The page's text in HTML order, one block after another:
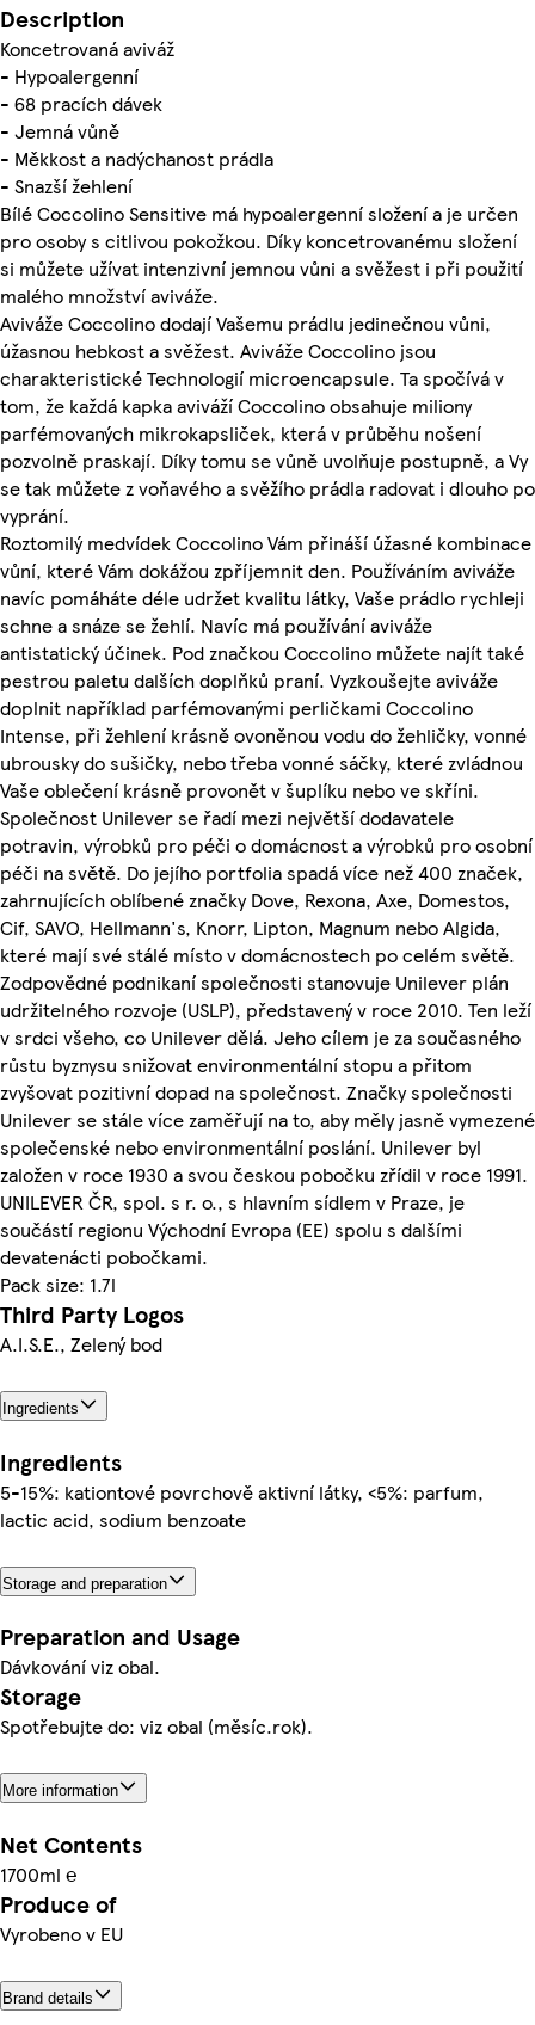
Description
Koncetrovaná aviváž
- Hypoalergenní
- 68 pracích dávek
- Jemná vůně
- Měkkost a nadýchanost prádla
- Snazší žehlení
Bílé Coccolino Sensitive má hypoalergenní složení a je určen
pro osoby s citlivou pokožkou. Díky koncetrovanému složení
si můžete užívat intenzivní jemnou vůni a svěžest i při použití
malého množství aviváže.
Aviváže Coccolino dodají Vašemu prádlu jedinečnou vůni,
úžasnou hebkost a svěžest. Aviváže Coccolino jsou
charakteristické Technologií microencapsule. Ta spočívá v
tom, že každá kapka aviváží Coccolino obsahuje miliony
parfémovaných mikrokapsliček, která v průběhu nošení
pozvolně praskají. Díky tomu se vůně uvolňuje postupně, a Vy
se tak můžete z voňavého a svěžího prádla radovat i dlouho po
vyprání.
Roztomilý medvídek Coccolino Vám přináší úžasné kombinace
vůní, které Vám dokážou zpříjemnit den. Používáním aviváže
navíc pomáháte déle udržet kvalitu látky, Vaše prádlo rychleji
schne a snáze se žehlí. Navíc má používání aviváže
antistatický účinek. Pod značkou Coccolino můžete najít také
pestrou paletu dalších doplňků praní. Vyzkoušejte aviváže
doplnit například parfémovanými perličkami Coccolino
Intense, při žehlení krásně ovoněnou vodu do žehličky, vonné
ubrousky do sušičky, nebo třeba vonné sáčky, které zvládnou
Vaše oblečení krásně provonět v šuplíku nebo ve skříni.
Společnost Unilever se řadí mezi největší dodavatele
potravin, výrobků pro péči o domácnost a výrobků pro osobní
péči na světě. Do jejího portfolia spadá více než 400 značek,
zahrnujících oblíbené značky Dove, Rexona, Axe, Domestos,
Cif, SAVO, Hellmann's, Knorr, Lipton, Magnum nebo Algida,
které mají své stálé místo v domácnostech po celém světě.
Zodpovědné podnikaní společnosti stanovuje Unilever plán
udržitelného rozvoje (USLP), představený v roce 2010. Ten leží
v srdci všeho, co Unilever dělá. Jeho cílem je za současného
růstu byznysu snižovat environmentální stopu a přitom
zvyšovat pozitivní dopad na společnost. Značky společnosti
Unilever se stále více zaměřují na to, aby měly jasně vymezené
společenské nebo environmentální poslání. Unilever byl
založen v roce 1930 a svou českou pobočku zřídil v roce 1991.
UNILEVER ČR, spol. s r. o., s hlavním sídlem v Praze, je
součástí regionu Východní Evropa (EE) spolu s dalšími
devatenácti pobočkami.
Pack size: 1.7l
Third Party Logos
A.I.S.E., Zelený bod
Ingredients
Ingredients
5-15%: kationtové povrchově aktivní látky, <5%: parfum,
lactic acid, sodium benzoate
Storage and preparation
Preparation and Usage
Dávkování viz obal.
Storage
Spotřebujte do: viz obal (měsíc.rok).
More information
Net Contents
1700ml ℮
Produce of
Vyrobeno v EU
Brand details